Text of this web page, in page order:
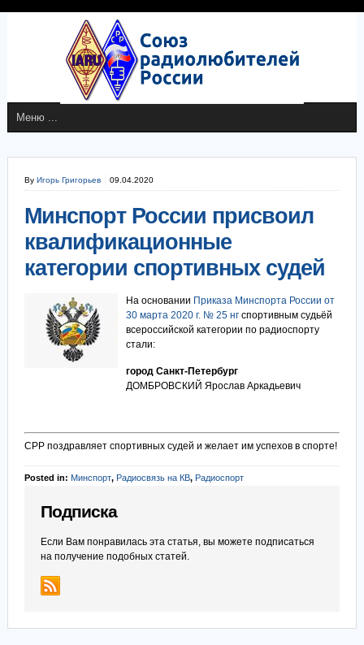
By Игорь Григорьев 09.04.2020
Минспорт России присвоил
квалификационные
категории спортивных судей
На основании Приказа Минспорта России от
30 марта 2020 г. № 25 нгспортивным судьёй
всероссийской категории по радиоспорту
стали:
город Санкт-Петербург
ДОМБРОВСКИЙ Ярослав Аркадьевич
СРР поздравляет спортивных судей и желает им успехов в спорте!
Posted in: Минспорт, Радиосвязь на КВ, Радиоспорт
Подписка
Если Вам понравилась эта статья, вы можете подписаться
на получение подобных статей.